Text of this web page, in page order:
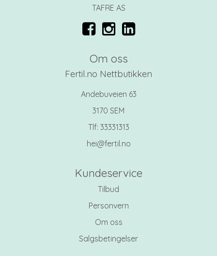
TAFRE AS
Om oss
Fertil.no Nettbutikken
Andebuveien 63
3170 SEM
Tlf: 33331313
hei@fertil.no
Kundeservice
Tilbud
Personvern
Om oss
Salgsbetingelser